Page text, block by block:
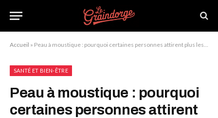
Accueil » Peau à moustique : pourquoi certaines personnes attirent plus les moustiques
SANTÉ ET BIEN-ÊTRE
Peau à moustique : pourquoi
certaines personnes attirent